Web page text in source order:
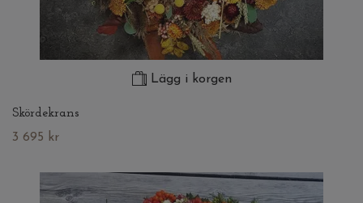
Lägg i korgen
Skördekrans
3 695 kr